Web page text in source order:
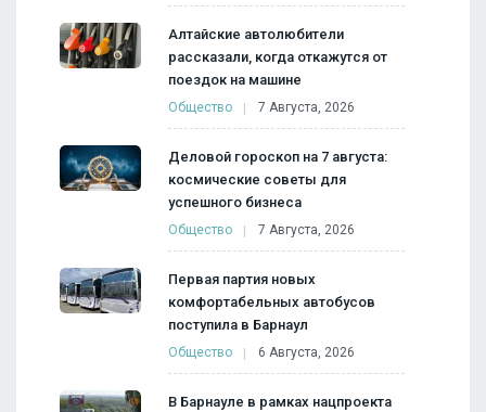
Алтайские автолюбители
рассказали, когда откажутся от
поездок на машине
Общество 7 Августа, 2026
Деловой гороскоп на 7 августа:
космические советы для
успешного бизнеса
Общество 7 Августа, 2026
Первая партия новых
комфортабельных автобусов
поступила в Барнаул
Общество 6 Августа, 2026
В Барнауле в рамках нацпроекта